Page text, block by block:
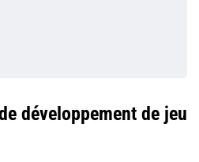
développement de jeu